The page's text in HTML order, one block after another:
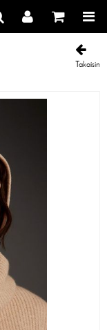
Takaisin